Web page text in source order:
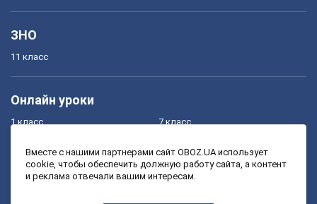
ЗНО
11 класс
Онлайн уроки
1 класс
3 класс
7 класс
9 класс
Вместе с нашими партнерами сайт OBOZ.UA использует
cookie, чтобы обеспечить должную работу сайта, а контент
и реклама отвечали вашим интересам.